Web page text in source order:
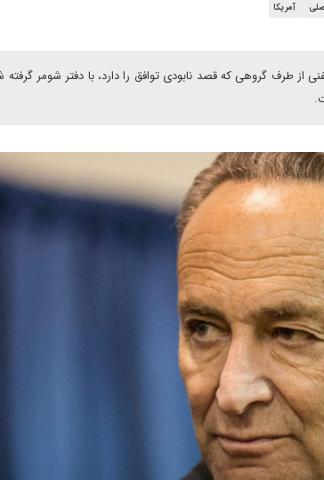
آمریکا
بیش از 10 هزار تماس تلفنی از طرف گروهی که قصد نابودی توافق را دارد، با